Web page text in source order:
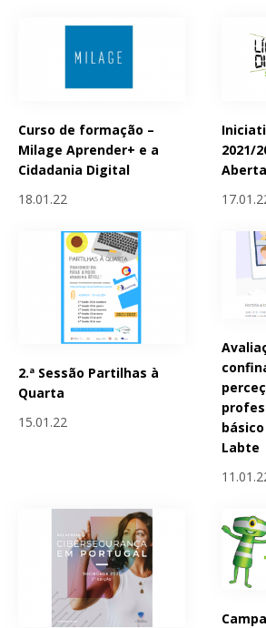
Curso de formação –
Milage Aprender+ e a
Cidadania Digital
18.01.22
2021/
2.ª Sessão Partilhas à
Quarta
15.01.22
Labte